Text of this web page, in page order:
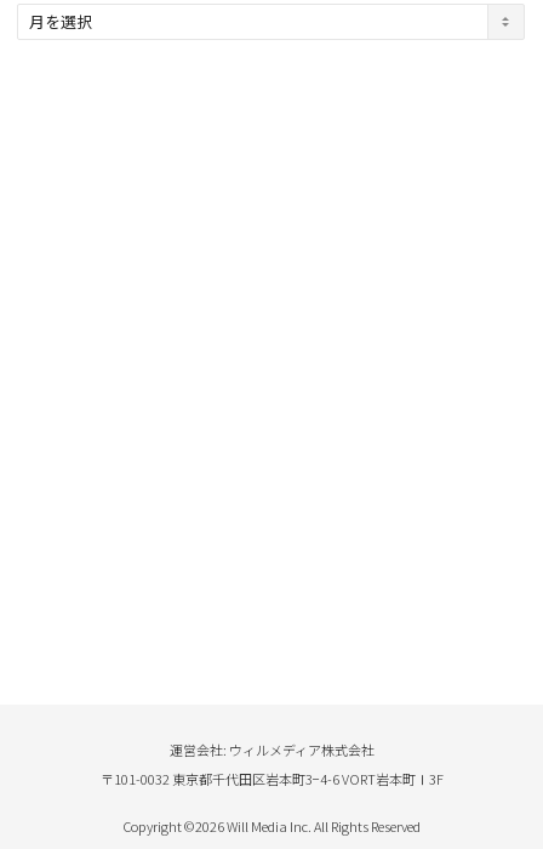
ュ
運営会社: ウィルメディア株式会社
〒101-0032 東京都千代田区岩本町3−4-6 VORT岩本町Ⅰ3F
Copyright ©2026 Will Media Inc. All Rights Reserved